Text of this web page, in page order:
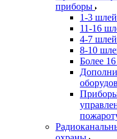
приборы
1-3
11-16
4-7
8-10
Более